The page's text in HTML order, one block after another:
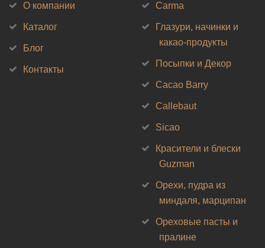
О компании
Каталог
Блог
Контакты
Carma
Глазури, начинки и
какао-продукты
Посыпки и Декор
Cacao Barry
Callebaut
Sicao
Красители и блески
Guzman
Орехи, пудра из
миндаля, марципан
Ореховые пасты и
пралине